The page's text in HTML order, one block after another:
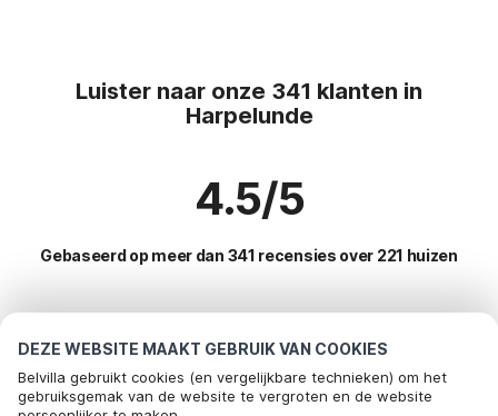
DEZE WEBSITE MAAKT GEBRUIK VAN COOKIES
Belvilla gebruikt cookies (en vergelijkbare technieken) om het
gebruiksgemak van de website te vergroten en de website
Luister naar onze 341 klanten in
Harpelunde
4.5/5
Gebaseerd op meer dan 341 recensies over 221 huizen
Meest populaire bestemmingen voor
vakantie